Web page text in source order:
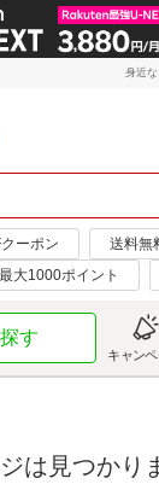
身近
ーポン 送料無
最大1000ポイント
す
キャン
は見つかり